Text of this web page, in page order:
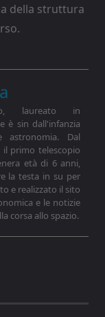
della struttura
laureato in
è sin dall'infanzia
astronomia. Dal
primo telescopio
età di 6 anni,
la testa in su per
e realizzato il sito
e le notizie
corsa allo spazio.